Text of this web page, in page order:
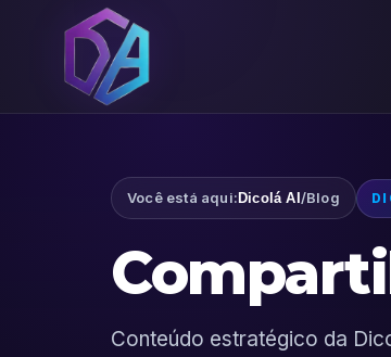
Você está aqui: Dicolá AI /Blog
Conteúdo estratégico da